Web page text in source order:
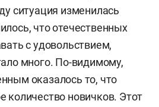
ситуация изменилась
что отечественных
с удовольствием,
много. По-видимому,
оказалось то, что
количество новичков. Этот